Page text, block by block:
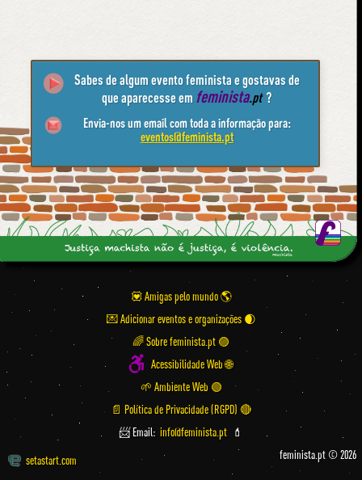
Sabes de algum evento feminista e gostavas de
que aparecesse em feminista.pt ?
Envia-nos um email com toda a informação para:
eventos@feminista.pt
💟 Amigas pelo mundo
💌 Adicionar eventos e organizações
🌈 Sobre feminista.pt 🟣
Acessibilidade Web 🌐
🌱 Ambiente Web 🟢
📄 Política de Privacidade (RGPD) 🔴
📨 Email: info@feminista.pt 💄
setastart.com feminista.pt © 2026